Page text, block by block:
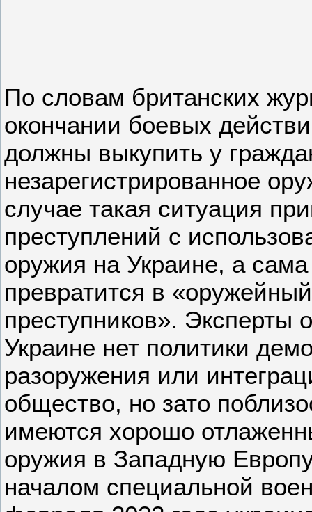
По словам британских
окончании боевых
должны выкупить у
незарегистрированное
случае такая ситуация
преступлений с
оружия на Украине, а
превратится в
преступников». Эксперты
Украине нет политики
разоружения или
общество, но зато
имеются хорошо
оружия в Западную
началом специальной